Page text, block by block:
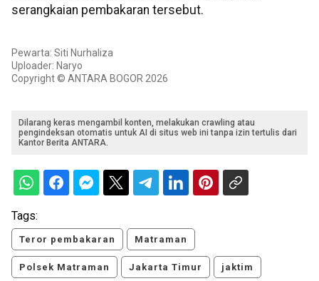
serangkaian pembakaran tersebut.
Pewarta: Siti Nurhaliza
Uploader: Naryo
Copyright © ANTARA BOGOR 2026
Dilarang keras mengambil konten, melakukan crawling atau
pengindeksan otomatis untuk AI di situs web ini tanpa izin tertulis dari
Kantor Berita ANTARA.
Tags:
Teror pembakaran Matraman
Polsek Matraman Jakarta Timur jaktim